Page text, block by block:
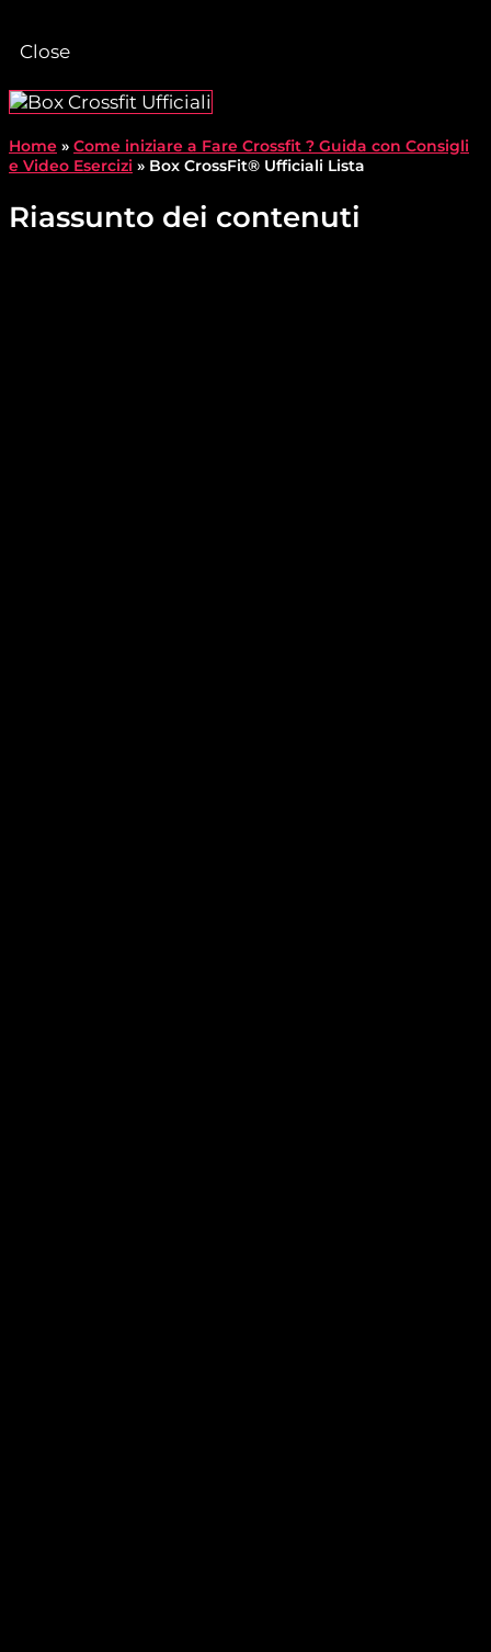
Close
Home » Come iniziare a Fare Crossfit ? Guida con Consigli
e Video Esercizi » Box CrossFit® Ufficiali Lista
Riassunto dei contenuti